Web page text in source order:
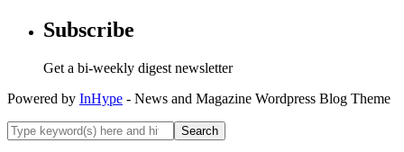
Subscribe
Get a bi-weekly digest newsletter
Powered by InHype - News and Magazine Wordpress Blog Theme